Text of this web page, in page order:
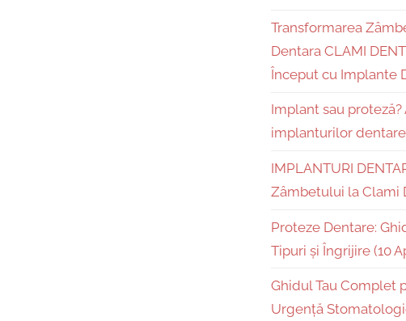
Transformarea
Dentara CLAMI
Început cu Implante
Implant sau proteză?
implanturilor dentare
IMPLANTURI
Zâmbetului la Clami
Proteze Dentare:
Tipuri și Îngrijire (10
Ghidul Tau Complet
Urgență